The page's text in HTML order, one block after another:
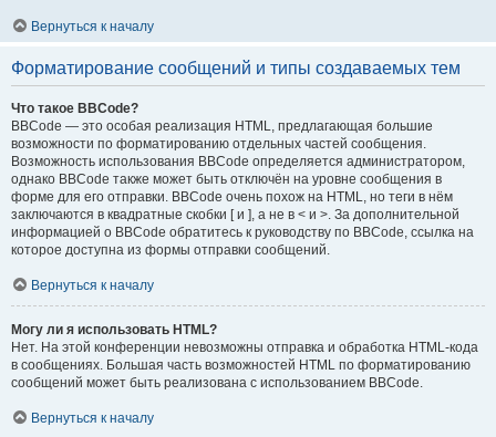
Вернуться к началу
Форматирование сообщений и типы создаваемых тем
Что такое BBCode?
BBCode — это особая реализация HTML, предлагающая большие
возможности по форматированию отдельных частей сообщения.
Возможность использования BBCode определяется администратором,
однако BBCode также может быть отключён на уровне сообщения в
форме для его отправки. BBCode очень похож на HTML, но теги в нём
заключаются в квадратные скобки [ и ], а не в < и >. За дополнительной
информацией о BBCode обратитесь к руководству по BBCode, ссылка на
которое доступна из формы отправки сообщений.
Вернуться к началу
Могу ли я использовать HTML?
Нет. На этой конференции невозможны отправка и обработка HTML-кода
в сообщениях. Большая часть возможностей HTML по форматированию
сообщений может быть реализована с использованием BBCode.
Вернуться к началу